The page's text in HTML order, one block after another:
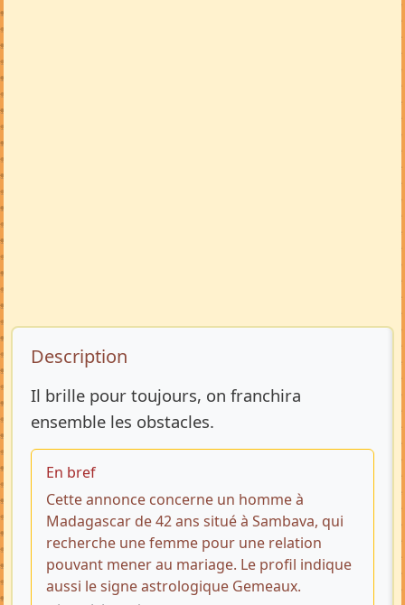
Description de l’annonce
Description
Il brille pour toujours, on franchira
ensemble les obstacles.
En bref
Cette annonce concerne un homme à
Madagascar de 42 ans situé à Sambava, qui
recherche une femme pour une relation
pouvant mener au mariage. Le profil indique
aussi le signe astrologique Gemeaux.